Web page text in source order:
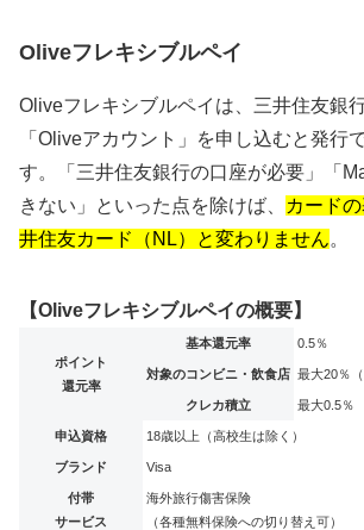
Oliveフレキシブルペイ
Oliveフレキシブルペイは、三井住友銀
「Oliveアカウント」を申し込むと発行
す。「三井住友銀行の口座が必要」「
きない」といった点を除けば、
カード
井住友カード（NL）と変わりません。
【Oliveフレキシブルペイの概要】
ポイント
還元率
基本還元率 0.5％
対象のコンビニ・飲食店 最大20％
クレカ積立 最大0.5％
申込資格 18歳以上（高校生は除く）
ブランド Visa
付帯
サービス
海外旅行傷害保険
（各種無料保険への切り替え可）